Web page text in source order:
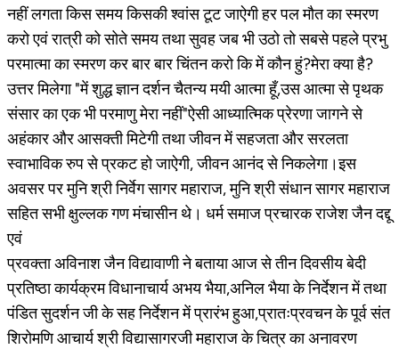
नहीं लगता किस समय किसकी श्वांस टूट जाऐगी हर पल मौत का स्मरण
करो एवं रात्री को सोते समय तथा सुवह जब भी उठो तो सबसे पहले प्रभु
परमात्मा का स्मरण कर बार बार चिंतन करो कि में कौन हुं?मेरा क्या है?
उत्तर मिलेगा "में शुद्ध ज्ञान दर्शन चैतन्य मयी आत्मा हूँ,उस आत्मा से पृथक
संसार का एक भी परमाणु मेरा नहीं"ऐसी आध्यात्मिक प्रेरणा जागने से
अहंकार और आसक्ती मिटेगी तथा जीवन में सहजता और सरलता
स्वाभाविक रुप से प्रकट हो जाऐगी, जीवन आनंद से निकलेगा।इस
अवसर पर मुनि श्री निर्वेग सागर महाराज, मुनि श्री संधान सागर महाराज
सहित सभी क्षुल्लक गण मंचासीन थे। धर्म समाज प्रचारक राजेश जैन दद्दू
एवं
प्रवक्ता अविनाश जैन विद्यावाणी ने बताया आज से तीन दिवसीय बेदी
प्रतिष्ठा कार्यक्रम विधानाचार्य अभय भैया,अनिल भैया के निर्देशन में तथा
पंडित सुदर्शन जी के सह निर्देशन में प्रारंभ हुआ,प्रातःप्रवचन के पूर्व संत
शिरोमणि आचार्य श्री विद्यासागरजी महाराज के चित्र का अनावरण